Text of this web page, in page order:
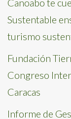
Canoabo te
Sustentable
turismo
Fundación
Congreso
Caracas
Informe de